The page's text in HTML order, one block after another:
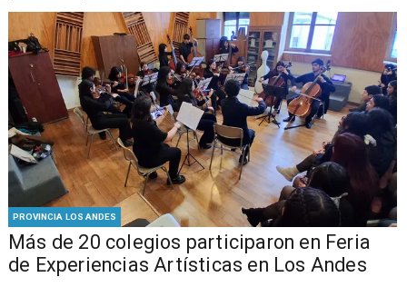
PROVINCIA LOS ANDES
Más de 20 colegios participaron en Feria
de Experiencias Artísticas en Los Andes